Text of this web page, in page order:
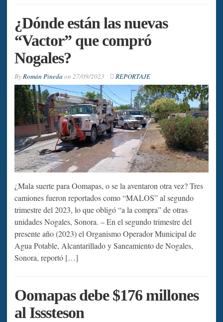
¿Dónde están las nuevas
“Vactor” que compró
Nogales?
ByRomán Pineda on 27/09/2023 REPORTAJE
¿Mala suerte para Oomapas, o se la aventaron otra vez? Tres
camiones fueron reportados como “MALOS” al segundo
trimestre del 2023, lo que obligó “a la compra” de otras
unidades Nogales, Sonora. – En el segundo trimestre del
presente año (2023) el Organismo Operador Municipal de
Agua Potable, Alcantarillado y Saneamiento de Nogales,
Sonora, reportó […]
Oomapas debe $176 millones
al Isssteson